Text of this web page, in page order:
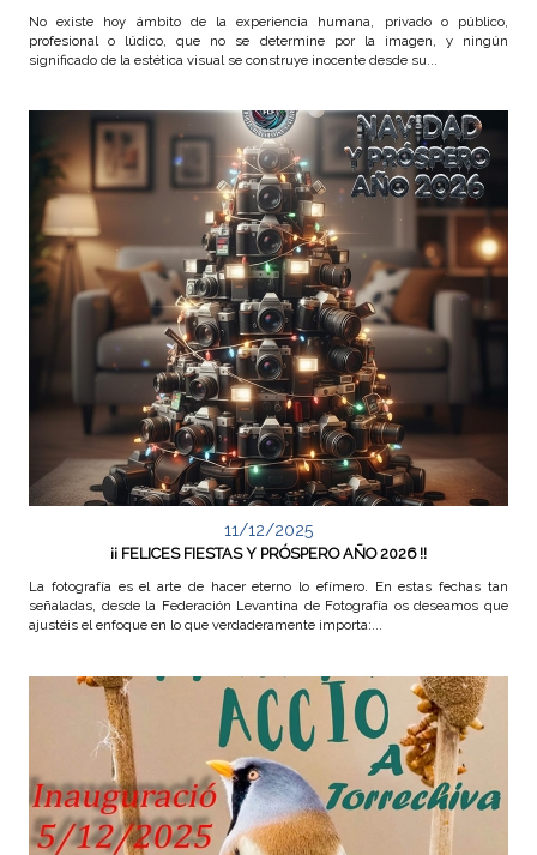
No existe hoy ámbito de la experiencia humana, privado o público,
profesional o lúdico, que no se determine por la imagen, y ningún
significado de la estética visual se construye inocente desde su...
11/12/2025
¡¡ FELICES FIESTAS Y PRÓSPERO AÑO 2026 !!
La fotografía es el arte de hacer eterno lo efímero. En estas fechas tan
señaladas, desde la Federación Levantina de Fotografía os deseamos que
ajustéis el enfoque en lo que verdaderamente importa:...